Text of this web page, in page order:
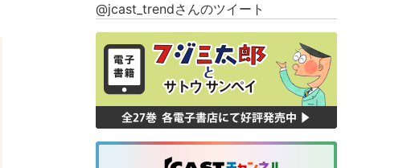
@jcast_trendさんのツイート